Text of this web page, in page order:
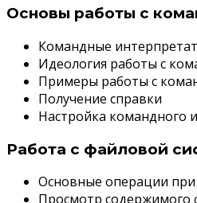
Основы работы с
Командные
Идеология работы с
Примеры работы с
Получение справки
Настройка командного
Работа с файловой
Основные операции при
Просмотр содержимого